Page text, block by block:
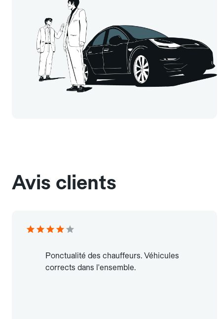
Avis clients
Ponctualité des chauffeurs. Véhicules
corrects dans l'ensemble.